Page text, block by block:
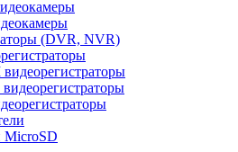
(DVR, NVR)
MicroSD